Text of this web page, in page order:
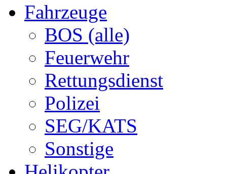
Fahrzeuge
BOS (alle)
Feuerwehr
Rettungsdienst
Polizei
SEG/KATS
Sonstige